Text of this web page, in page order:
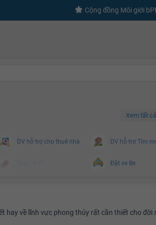
Cộng đồng Môi giới
Xem tất
DV hỗ trợ cho thuê nhà DV hỗ trợ Tìm
Đặt xe Be
hay về lĩnh vực phong thủy rất cần thiết cho đời